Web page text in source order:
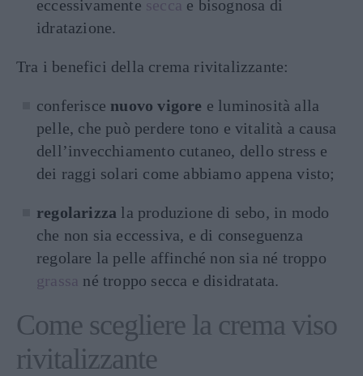
eccessivamente secca e bisognosa di
idratazione.
Tra i benefici della crema rivitalizzante:
conferisce nuovo vigore e luminosità alla
pelle, che può perdere tono e vitalità a causa
dell’invecchiamento cutaneo, dello stress e
dei raggi solari come abbiamo appena visto;
regolarizza la produzione di sebo, in modo
che non sia eccessiva, e di conseguenza
regolare la pelle affinché non sia né troppo
grassa né troppo secca e disidratata.
Come scegliere la crema viso
rivitalizzante